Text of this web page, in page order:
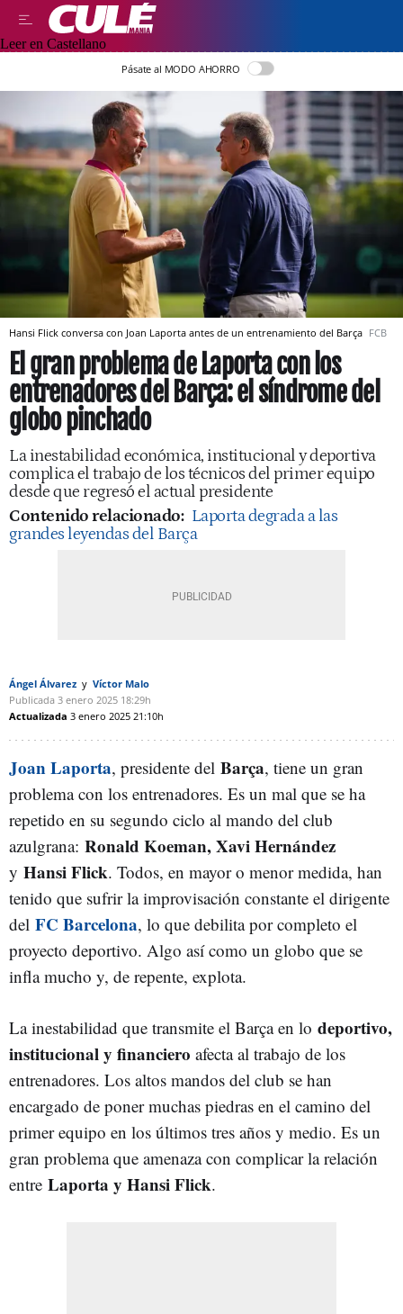
Leer en Castellano
Pásate al MODO AHORRO
Hansi Flick conversa con Joan Laporta antes de un entrenamiento del Barça FCB
El gran problema de Laporta con los
entrenadores del Barça: el síndrome del
globo pinchado
La inestabilidad económica, institucional y deportiva
complica el trabajo de los técnicos del primer equipo
desde que regresó el actual presidente
Contenido relacionado: Laporta degrada a las
grandes leyendas del Barça
Ángel Álvarez
Víctor Malo
Publicada 3 enero 2025 18:29h
Actualizada 3 enero 2025 21:10h
Joan Laporta, presidente del Barça, tiene un gran
problema con los entrenadores. Es un mal que se ha
repetido en su segundo ciclo al mando del club
azulgrana: Ronald Koeman, Xavi Hernández
y Hansi Flick. Todos, en mayor o menor medida, han
tenido que sufrir la improvisación constante el dirigente
del FC Barcelona, lo que debilita por completo el
proyecto deportivo. Algo así como un globo que se
infla mucho y, de repente, explota.
La inestabilidad que transmite el Barça en lo deportivo,
institucional y financiero afecta al trabajo de los
entrenadores. Los altos mandos del club se han
encargado de poner muchas piedras en el camino del
primer equipo en los últimos tres años y medio. Es un
gran problema que amenaza con complicar la relación
entre Laporta y Hansi Flick.